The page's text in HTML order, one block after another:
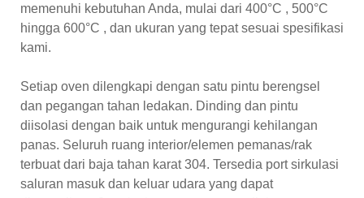
memenuhi kebutuhan Anda, mulai dari 400°C , 500°C
hingga 600°C , dan ukuran yang tepat sesuai spesifikasi
kami.
Setiap oven dilengkapi dengan satu pintu berengsel
dan pegangan tahan ledakan. Dinding dan pintu
diisolasi dengan baik untuk mengurangi kehilangan
panas. Seluruh ruang interior/elemen pemanas/rak
terbuat dari baja tahan karat 304. Tersedia port sirkulasi
saluran masuk dan keluar udara yang dapat